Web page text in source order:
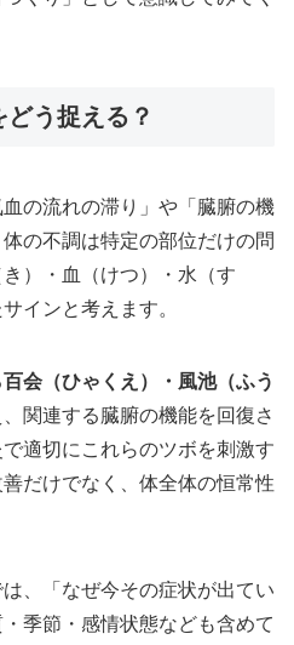
う捉える？
の流れの滞り」や「臓腑の機
の不調は特定の部位だけの問
）・血（けつ）・水（す
インと考えます。
百会（ひゃくえ）・風池（ふう
関連する臓腑の機能を回復さ
適切にこれらのツボを刺激す
だけでなく、体全体の恒常性
、「なぜ今その症状が出てい
季節・感情状態なども含めて